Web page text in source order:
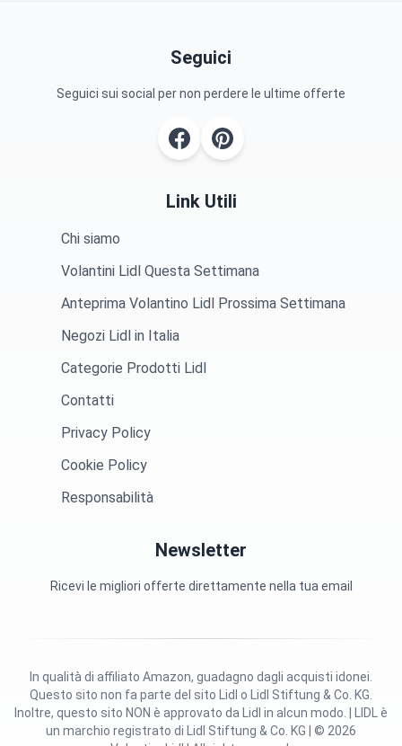
Seguici
Seguici sui social per non perdere le ultime offerte
Link Utili
Chi siamo
Volantini Lidl Questa Settimana
Anteprima Volantino Lidl Prossima Settimana
Negozi Lidl in Italia
Categorie Prodotti Lidl
Contatti
Privacy Policy
Cookie Policy
Responsabilità
Newsletter
Ricevi le migliori offerte direttamente nella tua email
Questo sito non fa parte del sito Lidl o Lidl Stiftung & Co. KG.
Inoltre, questo sito NON è approvato da Lidl in alcun modo. | LIDL è
un marchio registrato di Lidl Stiftung & Co. KG | © 2026
In qualità di affiliato Amazon, guadagno dagli acquisti idonei.